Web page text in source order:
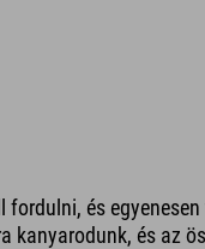
fordulni, és
kanyarodunk, és az